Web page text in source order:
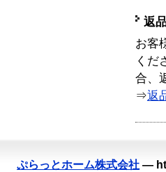
返
お客
くだ
合、
⇒返
ぷらっとホーム株式会社 —